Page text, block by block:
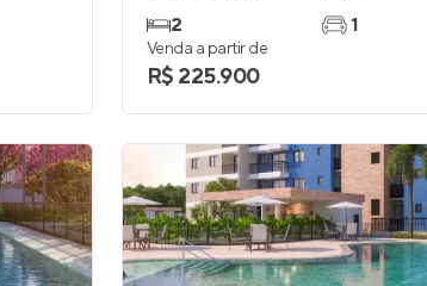
2
1
Venda a partir de
R$ 225.900